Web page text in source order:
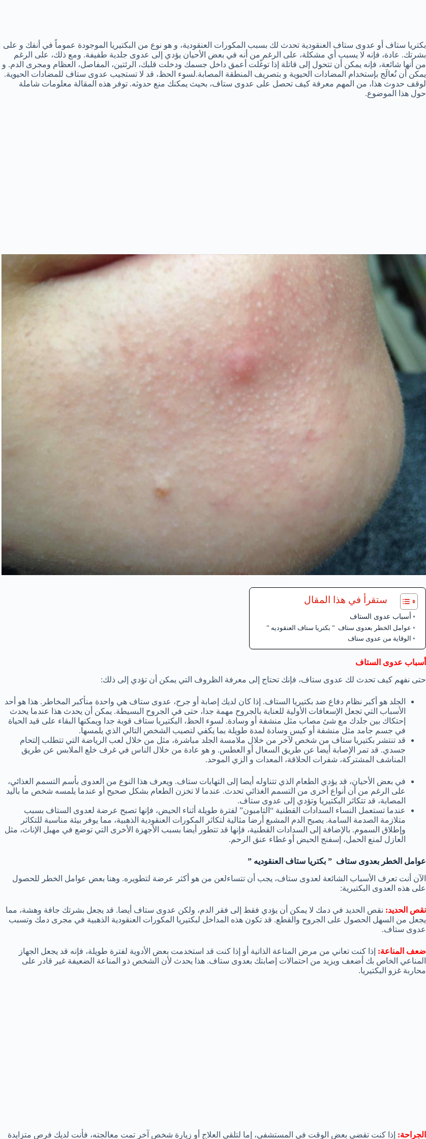
بكتريا ستاف أو عدوى ستاف العنقودية تحدث لك بسبب المكورات العنقودية، و هو نوع من البكتيريا الموجودة عموماً في أنفك و على
بشرتك. عادة، فإنه لا يسبب أي مشكلة، على الرغم من أنه في بعض الأحيان يؤدي إلى عدوى جلدية طفيفة. ومع ذلك، على الرغم
من أنها شائعة، فإنه يمكن أن تتحول إلى قاتلة إذا توغّلت أعمق داخل جسمك ودخلت قلبك، الرئتين، المفاصل، العظام ومجرى الدم. و
يمكن أن نُعالَج بإستخدام المضادات الحيوية و بتصريف المنطقة المصابة.لسوء الحظ، قد لا تستجيب عدوى ستاف للمضادات الحيوية.
لوقف حدوث هذا، من المهم معرفة كيف تحصل على عدوى ستاف، بحيث يمكنك منع حدوثه. توفر هذه المقالة معلومات شاملة
حول هذا الموضوع.
ستقرأ في هذا المقال
أسباب عدوى الستاف
عوامل الخطر بعدوى ستاف ” بكتريا ستاف العنقوديه ”
الوقاية من عدوى ستاف
أسباب عدوى الستاف
حتى نفهم كيف تحدث لك عدوى ستاف، فإنك تحتاج إلى معرفة الظروف التي يمكن أن تؤدي إلى ذلك:
الجلد هو أكبر نظام دفاع ضد بكتيريا الستاف. إذا كان لديك إصابة أو جرح، عدوى ستاف هي واحدة منأكبر المخاطر. هذا هو أحد
الأسباب التي تجعل الإسعافات الأولية للعناية بالجروح مهمة جدا، حتى في الجروح البسيطة. يمكن أن يحدث هذا عندما يحدث
إحتكاك بين جلدك مع شئ مصاب مثل منشفة أو وسادة. لسوء الحظ، البكتيريا ستاف قوية جدا ويمكنها البقاء على قيد الحياة
في جسم جامد مثل منشفة أو كيس وسادة لمدة طويلة بما يكفي لتصيب الشخص التالي الذي يلمسها.
قد تنتشر بكتيريا ستاف من شخص لآخر من خلال ملامسة الجلد مباشرة، مثل من خلال لعب الرياضة التي تتطلب إلتحام
جسدي. قد تمر الإصابة أيضا عن طريق السعال أو العطس. و هو عادة من خلال الناس في غرف خلع الملابس عن طريق
المناشف المشتركة، شفرات الحلاقة، المعدات و الزي الموحد.
في بعض الأحيان، قد يؤدي الطعام الذي تتناوله أيضا إلى التهابات ستاف. ويعرف هذا النوع من العدوى بأسم التسمم الغذائي،
على الرغم من أن أنواع أخرى من التسمم الغذائي تحدث. عندما لا تخزن الطعام بشكل صحيح أو عندما يلمسه شخص ما باليد
المصابة، قد تتكاثر البكتيريا وتؤدي إلى عدوى ستاف.
عندما تستعمل النساء السدادات القطنية “التامبون” لفترة طويلة أثناء الحيض، فإنها تصبح عرضة لعدوى الستاف بسبب
متلازمة الصدمة السامة. يصبح الدم المشبع أرضا مثالية لتكاثر المكورات العنقودية الذهبية، مما يوفر بيئة مناسبة للتكاثر
وإطلاق السموم. بالإضافة إلى السدادات القطنية، فإنها قد تتطور أيضا بسبب الأجهزة الأخرى التي توضع في مهبل الإناث، مثل
العازل لمنع الحمل، إسفنج الحيض أو غطاء عنق الرحم.
عوامل الخطر بعدوى ستاف ” بكتريا ستاف العنقوديه ”
الآن أنت تعرف الأسباب الشائعة لعدوى ستاف، يجب أن تتساءلعن من هو أكثر عرضة لتطويره. وهنا بعض عوامل الخطر للحصول
على هذه العدوى البكتيرية:
نقص الحديد: نقص الحديد في دمك لا يمكن أن يؤدي فقط إلى فقر الدم، ولكن عدوى ستاف أيضا. قد يجعل بشرتك جافة وهشة، مما
يجعل من السهل الحصول على الجروح والقطع. قد تكون هذه المداخل لبكتيريا المكورات العنقودية الذهبية في مجرى دمك وتسبب
عدوى ستاف.
ضعف المناعة: إذا كنت تعاني من مرض المناعة الذاتية أو إذا كنت قد استخدمت بعض الأدوية لفترة طويلة، فإنه قد يجعل الجهاز
المناعي الخاص بك أضعف ويزيد من احتمالات إصابتك بعدوى ستاف. هذا يحدث لأن الشخص ذو المناعة الضعيفة غير قادر على
محاربة غزو البكتيريا.
الجراحة: إذا كنت تقضي بعض الوقت في المستشفى، إما لتلقي العلاج أو زيارة شخص آخر تمت معالجته، فأنت لديك فرص متزايدة